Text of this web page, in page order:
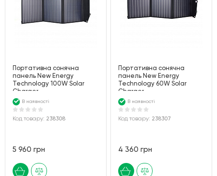
Портативна сонячна
панель New Energy
Technology 100W Solar
Charger
В наявності
Код товару: 238308
5 960 грн
Портативна сонячна
панель New Energy
Technology 60W Solar
Charger
В наявності
Код товару: 238307
4 360 грн